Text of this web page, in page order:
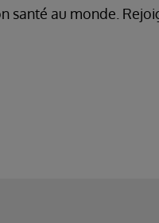
santé au monde.